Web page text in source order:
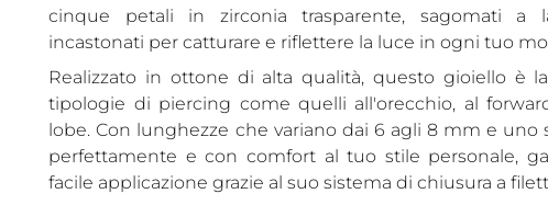
cinque petali in zirconia trasparente, sagomati a
incastonati per catturare e riflettere la luce in ogni tuo
Realizzato in ottone di alta qualità, questo gioiello è
tipologie di piercing come quelli all'orecchio, al
lobe. Con lunghezze che variano dai 6 agli 8 mm e uno
perfettamente e con comfort al tuo stile personale,
facile applicazione grazie al suo sistema di chiusura a